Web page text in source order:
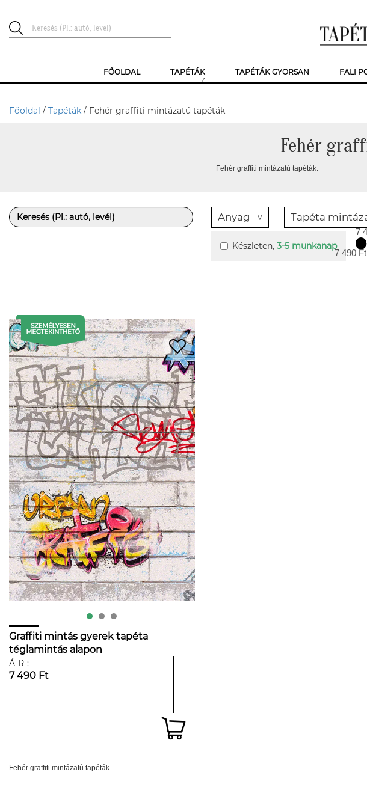
FŐOLDAL TAPÉTÁK TAPÉTÁK GYORSAN FALI
Főoldal / Tapéták / Fehér graffiti mintázatú tapéták
Fehér
Fehér graffiti mintázatú tapéták.
Anyag Tapéta
Készleten, 3-5 munkanap
7
7 490 Ft
Graffiti mintás gyerek tapéta
téglamintás alapon
ÁR:
7 490 Ft
Fehér graffiti mintázatú tapéták.